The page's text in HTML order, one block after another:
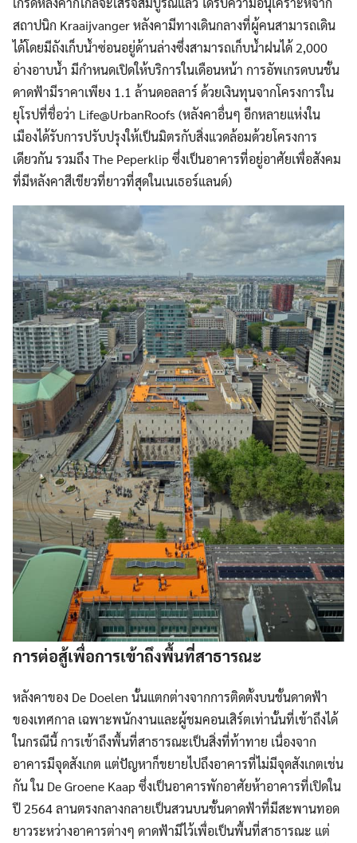
Search
for: Search
สถาปนิก Kraaijvanger หลังคามีทางเดินกลางที่ผู้คนสามารถเดิน
ได้โดยมีถังเก็บน้ำซ่อนอยู่ด้านล่างซึ่งสามารถเก็บน้ำฝนได้ 2,000
อ่างอาบน้ำ มีกำหนดเปิดให้บริการในเดือนหน้า การอัพเกรดบนชั้น
ดาดฟ้ามีราคาเพียง 1.1 ล้านดอลลาร์ ด้วยเงินทุนจากโครงการใน
ยุโรปที่ชื่อว่า Life@UrbanRoofs (หลังคาอื่นๆ อีกหลายแห่งใน
เมืองได้รับการปรับปรุงให้เป็นมิตรกับสิ่งแวดล้อมด้วยโครงการ
เดียวกัน รวมถึง The Peperklip ซึ่งเป็นอาคารที่อยู่อาศัยเพื่อสังคม
ที่มีหลังคาสีเขียวที่ยาวที่สุดในเนเธอร์แลนด์)
การต่อสู้เพื่อการเข้าถึงพื้นที่สาธารณะ
หลังคาของ De Doelen นั้นแตกต่างจากการติดตั้งบนชั้นดาดฟ้า
ของเทศกาล เฉพาะพนักงานและผู้ชมคอนเสิร์ตเท่านั้นที่เข้าถึงได้
ในกรณีนี้ การเข้าถึงพื้นที่สาธารณะเป็นสิ่งที่ท้าทาย เนื่องจาก
อาคารมีจุดสังเกต แต่ปัญหาก็ขยายไปถึงอาคารที่ไม่มีจุดสังเกตเช่น
กัน ใน De Groene Kaap ซึ่งเป็นอาคารพักอาศัยห้าอาคารที่เปิดใน
ปี 2564 ลานตรงกลางกลายเป็นสวนบนชั้นดาดฟ้าที่มีสะพานทอด
ยาวระหว่างอาคารต่างๆ ดาดฟ้ามีไว้เพื่อเป็นพื้นที่สาธารณะ แต่